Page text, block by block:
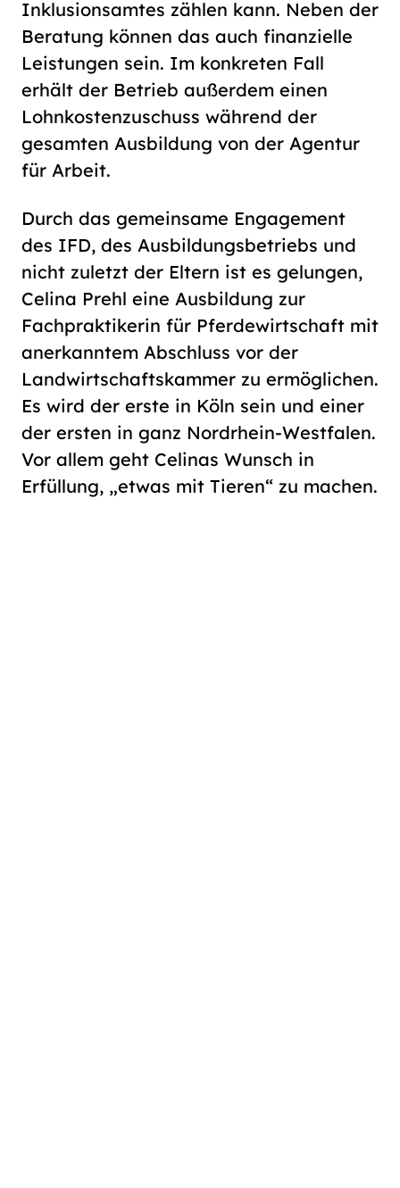
Inklusionsamtes zählen kann. Neben der
Beratung können das auch finanzielle
Leistungen sein. Im konkreten Fall
erhält der Betrieb außerdem einen
Lohnkostenzuschuss während der
gesamten Ausbildung von der Agentur
für Arbeit.
Durch das gemeinsame Engagement
des IFD, des Ausbildungsbetriebs und
nicht zuletzt der Eltern ist es gelungen,
Celina Prehl eine Ausbildung zur
Fachpraktikerin für Pferdewirtschaft mit
anerkanntem Abschluss vor der
Landwirtschaftskammer zu ermöglichen.
Es wird der erste in Köln sein und einer
der ersten in ganz Nordrhein-Westfalen.
Vor allem geht Celinas Wunsch in
Erfüllung, „etwas mit Tieren“ zu machen.